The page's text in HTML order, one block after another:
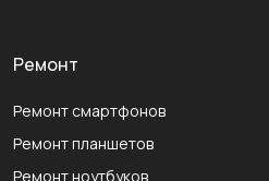
Ремонт
Ремонт смартфонов
Ремонт планшетов
Ремонт ноутбуков